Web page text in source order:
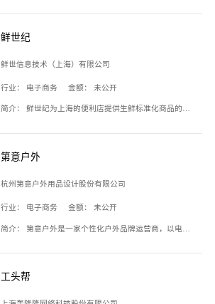
鲜世纪
鲜世信息技术（上海）有限公司
行业： 电子商务 金额： 未公开
简介： 鲜世纪为上海的便利店提供生鲜标准化商品的供应链服务，帮商家解决生鲜采购、运营问题，帮助商家销售。平台提供的商品覆盖果蔬肉类、常温与低温奶制品、冷冻食品、零食饮料、粮油副食、居家洗护等多个品类，上架SKU3000余个。公司建立了近万平方米的仓储场地和物流配送体系，为合作商家提供快速配送服务。
第意户外
杭州第意户外用品设计股份有限公司
行业： 电子商务 金额： 未公开
简介： 第意户外是一家个性化户外品牌运营商，以电子商务为主要载体，主要从事户外产品的设计、生产、销售业务，产品包含冲锋衣、户外鞋、户外背包等。
工头帮